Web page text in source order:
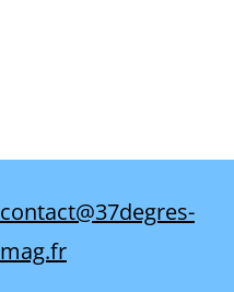
contact@37degres-
mag.fr